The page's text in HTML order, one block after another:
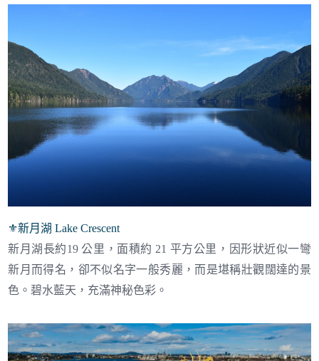
⚜︎新月湖 Lake Crescent
新月湖長約19 公里，面積約 21 平方公里，因形狀近似一彎
新月而得名，卻不似名字一般秀麗，而是堪稱壯觀闊達的景
色。碧水藍天，充滿神秘色彩。